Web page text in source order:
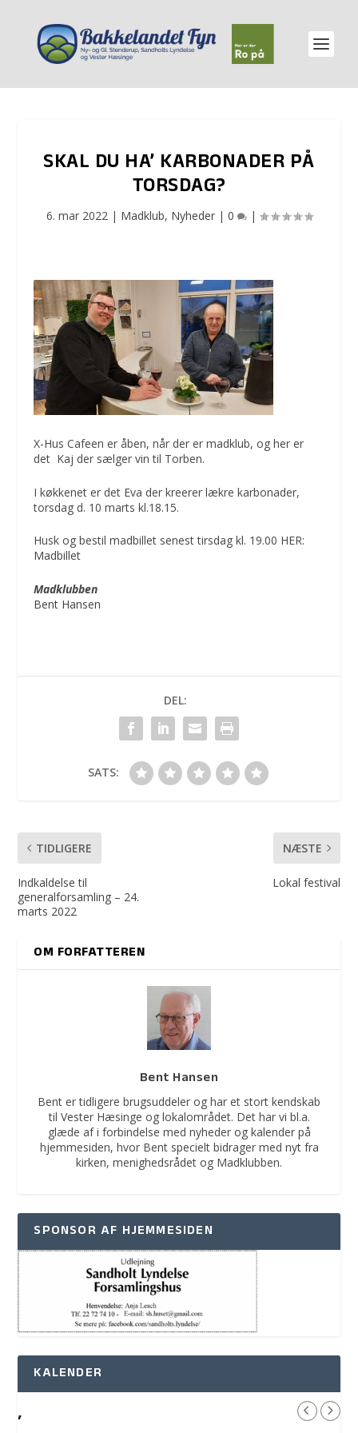
SKAL DU HA’ KARBONADER PÅ
TORSDAG?
6. mar 2022| Madklub, Nyheder| 0 |
X-Hus Cafeen er åben, når der er madklub, og her er
det Kaj der sælger vin til Torben.
I køkkenet er det Eva der kreerer lækre karbonader,
torsdag d. 10 marts kl.18.15.
Husk og bestil madbillet senest tirsdag kl. 19.00 HER:
Madbillet
Madklubben
Bent Hansen
DEL:
SATS:
TIDLIGERE
Indkaldelse til
generalforsamling – 24.
marts 2022
NÆSTE
Lokal festival
OM FORFATTEREN
Bent Hansen
Bent er tidligere brugsuddeler og har et stort kendskab
til Vester Hæsinge og lokalområdet. Det har vi bl.a.
glæde af i forbindelse med nyheder og kalender på
hjemmesiden, hvor Bent specielt bidrager med nyt fra
kirken, menighedsrådet og Madklubben.
SPONSOR AF HJEMMESIDEN
KALENDER
,